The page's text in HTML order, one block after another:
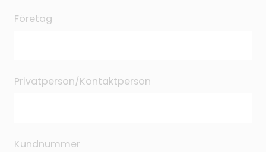
Företag
Privatperson/Kontaktperson
Kundnummer